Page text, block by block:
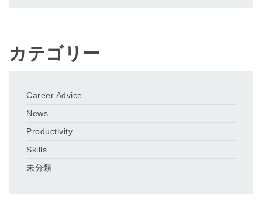
カテゴリー
Career Advice
News
Productivity
Skills
未分類